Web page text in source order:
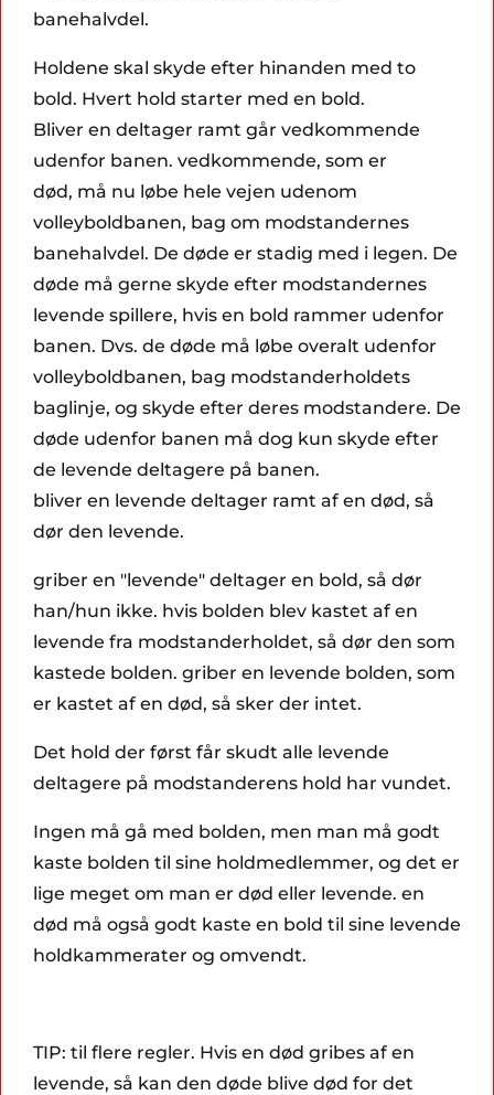
banehalvdel.
Holdene skal skyde efter hinanden med to
bold. Hvert hold starter med en bold.
Bliver en deltager ramt går vedkommende
udenfor banen. vedkommende, som er
død, må nu løbe hele vejen udenom
volleyboldbanen, bag om modstandernes
banehalvdel. De døde er stadig med i legen. De
døde må gerne skyde efter modstandernes
levende spillere, hvis en bold rammer udenfor
banen. Dvs. de døde må løbe overalt udenfor
volleyboldbanen, bag modstanderholdets
baglinje, og skyde efter deres modstandere. De
døde udenfor banen må dog kun skyde efter
de levende deltagere på banen.
bliver en levende deltager ramt af en død, så
dør den levende.
griber en "levende" deltager en bold, så dør
han/hun ikke. hvis bolden blev kastet af en
levende fra modstanderholdet, så dør den som
kastede bolden. griber en levende bolden, som
er kastet af en død, så sker der intet.
Det hold der først får skudt alle levende
deltagere på modstanderens hold har vundet.
Ingen må gå med bolden, men man må godt
kaste bolden til sine holdmedlemmer, og det er
lige meget om man er død eller levende. en
død må også godt kaste en bold til sine levende
holdkammerater og omvendt.
TIP: til flere regler. Hvis en død gribes af en
levende, så kan den døde blive død for det